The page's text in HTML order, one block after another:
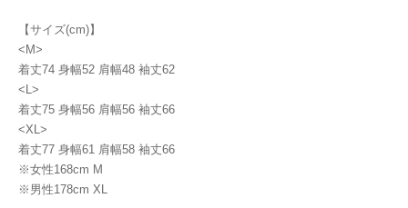
【サイズ(cm)】
<M>
着丈74 身幅52 肩幅48 袖丈62
<L>
着丈75 身幅56 肩幅56 袖丈66
<XL>
着丈77 身幅61 肩幅58 袖丈66
※女性168cm M
※男性178cm XL